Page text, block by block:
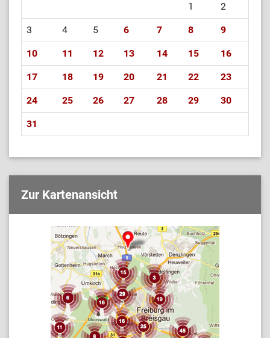
1 2
3 4 5 6 7 8 9
10 11 12 13 14 15 16
17 18 19 20 21 22 23
24 25 26 27 28 29 30
31
Zur Kartenansicht